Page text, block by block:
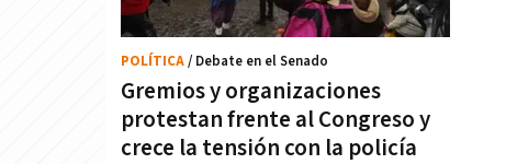
Gremios y organizaciones
protestan frente al Congreso y
crece la tensión con la policía
POLÍTICA/ Debate en el Senado